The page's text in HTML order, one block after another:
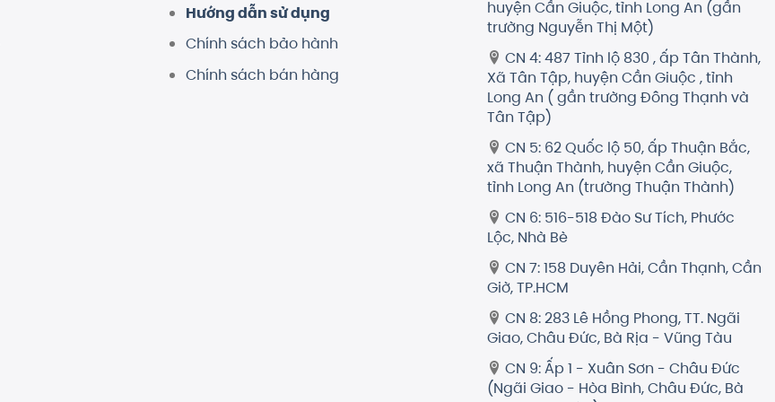
Hướng dẫn sử dụng
Chính sách bảo hành
Chính sách bán hàng
huyện Cần Giuộc, tỉnh Long An (gần
trường Nguyễn Thị Một)
CN 4: 487 Tỉnh lộ 830 , ấp Tân Thành,
Xã Tân Tập, huyện Cần Giuộc , tỉnh
Long An ( gần trường Đông Thạnh và
Tân Tập)
CN 5: 62 Quốc lộ 50, ấp Thuận Bắc,
xã Thuận Thành, huyện Cần Giuộc,
tỉnh Long An (trường Thuận Thành)
CN 6: 516-518 Đào Sư Tích, Phước
Lộc, Nhà Bè
CN 7: 158 Duyên Hải, Cần Thạnh, Cần
Giờ, TP.HCM
CN 8: 283 Lê Hồng Phong, TT. Ngãi
Giao, Châu Đức, Bà Rịa - Vũng Tàu
CN 9: Ấp 1 - Xuân Sơn - Châu Đức
(Ngãi Giao - Hòa Bình, Châu Đức, Bà